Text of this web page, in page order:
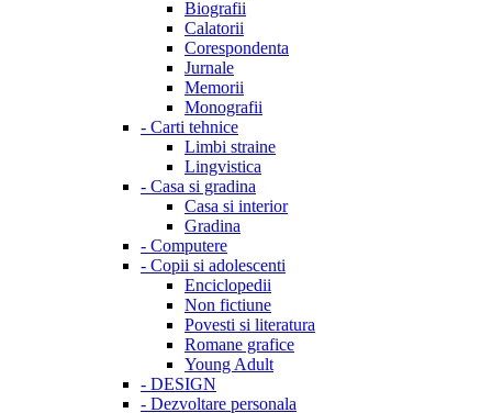
Biografii
Calatorii
Corespondenta
Jurnale
Memorii
Monografii
- Carti tehnice
Limbi straine
Lingvistica
- Casa si gradina
Casa si interior
Gradina
- Computere
- Copii si adolescenti
Enciclopedii
Non fictiune
Povesti si literatura
Romane grafice
Young Adult
- DESIGN
- Dezvoltare personala